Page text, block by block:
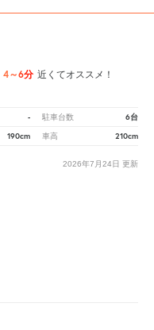
4～6分 近くてオススメ！
- 駐車台数 6台
190cm 車高 210cm
2026年7月24日 更新